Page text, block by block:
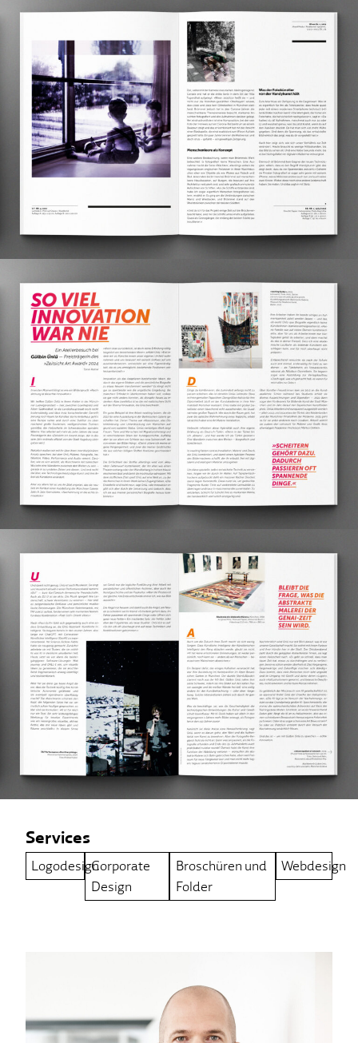
Services
LogodesignCorporate
Design
Broschüren und
Folder
Webdesign